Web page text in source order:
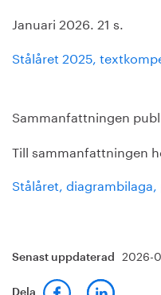
Januari 2026. 21 s.
Stålåret 2025,
Sammanfattningen
Till sammanfattningen
Stålåret,
Senast uppdaterad 2026-
Dela